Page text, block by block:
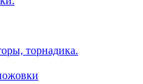
торнадика.